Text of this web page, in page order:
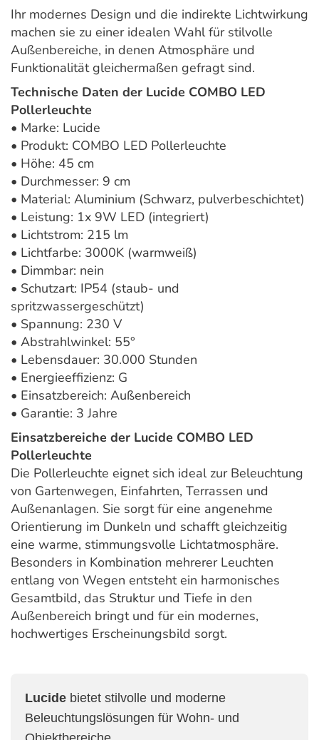
Ihr modernes Design und die indirekte Lichtwirkung
machen sie zu einer idealen Wahl für stilvolle
Außenbereiche, in denen Atmosphäre und
Funktionalität gleichermaßen gefragt sind.
Technische Daten der Lucide COMBO LED
Pollerleuchte
• Marke: Lucide
• Produkt: COMBO LED Pollerleuchte
• Höhe: 45 cm
• Durchmesser: 9 cm
• Material: Aluminium (Schwarz, pulverbeschichtet)
• Leistung: 1x 9W LED (integriert)
• Lichtstrom: 215 lm
• Lichtfarbe: 3000K (warmweiß)
• Dimmbar: nein
• Schutzart: IP54 (staub- und
spritzwassergeschützt)
• Spannung: 230 V
• Abstrahlwinkel: 55°
• Lebensdauer: 30.000 Stunden
• Energieeffizienz: G
• Einsatzbereich: Außenbereich
• Garantie: 3 Jahre
Einsatzbereiche der Lucide COMBO LED
Pollerleuchte
Die Pollerleuchte eignet sich ideal zur Beleuchtung
von Gartenwegen, Einfahrten, Terrassen und
Außenanlagen. Sie sorgt für eine angenehme
Orientierung im Dunkeln und schafft gleichzeitig
eine warme, stimmungsvolle Lichtatmosphäre.
Besonders in Kombination mehrerer Leuchten
entlang von Wegen entsteht ein harmonisches
Gesamtbild, das Struktur und Tiefe in den
Außenbereich bringt und für ein modernes,
hochwertiges Erscheinungsbild sorgt.
Lucide bietet stilvolle und moderne
Beleuchtungslösungen für Wohn- und